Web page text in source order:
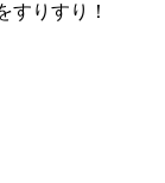
すりすり！